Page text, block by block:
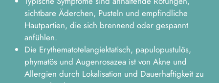
sichtbare Äderchen, Pusteln und empfindliche
Hautpartien, die sich brennend oder gespannt
anfühlen.
Die Erythematotelangiektatisch, papulopustulös,
phymatös und Augenrosazea ist von Akne und
Allergien durch Lokalisation und Dauerhaftigkeit zu